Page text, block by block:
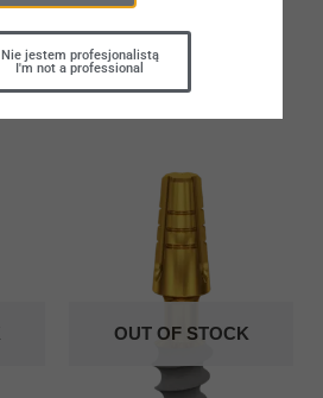
OUT OF STOCK
Nie jestem profesjonalistą
I'm not a professional